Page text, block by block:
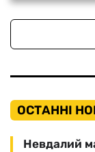
ОСТАННІ
Невдалий